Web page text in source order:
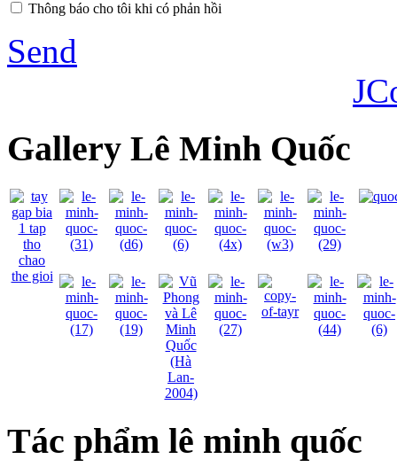
Thông báo cho tôi khi có phản hồi
Send
Gallery Lê Minh Quốc
Tác phẩm lê minh quốc